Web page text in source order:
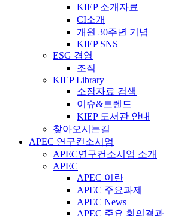
KIEP 소개자료
CI소개
개원 30주년 기념
KIEP SNS
ESG 경영
조직
KIEP Library
소장자료 검색
이슈&트렌드
KIEP 도서관 안내
찾아오시는길
APEC 연구컨소시엄
APEC연구컨소시엄 소개
APEC
APEC 이란
APEC 주요과제
APEC News
APEC 주요 회의결과